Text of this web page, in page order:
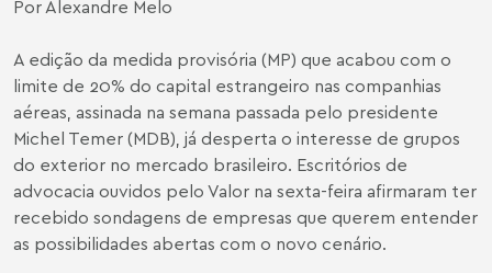
Por Alexandre Melo
A edição da medida provisória (MP) que acabou com o
limite de 20% do capital estrangeiro nas companhias
aéreas, assinada na semana passada pelo presidente
Michel Temer (MDB), já desperta o interesse de grupos
do exterior no mercado brasileiro. Escritórios de
advocacia ouvidos pelo Valor na sexta-feira afirmaram ter
recebido sondagens de empresas que querem entender
as possibilidades abertas com o novo cenário.